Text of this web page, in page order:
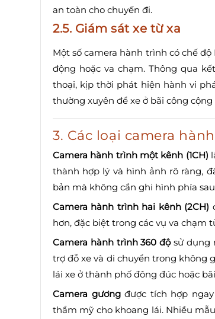
an toàn cho chuyến đi.
2.5. Giám sát xe từ xa
Một số camera hành trình có chế
động hoặc va chạm. Thông qua
thoại, kịp thời phát hiện hành vi
thường xuyên để xe ở bãi công
3. Các loại camera
Camera hành trình một kênh (1CH)
thành hợp lý và hình ảnh rõ ràng,
bản mà không cần ghi hình phía
Camera hành trình hai kênh (2CH)
hơn, đặc biệt trong các vụ va chạm
Camera hành trình 360 độsử dụng
trợ đỗ xe và di chuyển trong không
lái xe ở thành phố đông đúc hoặc
Camera gươngđược tích hợp
thẩm mỹ cho khoang lái. Nhiều